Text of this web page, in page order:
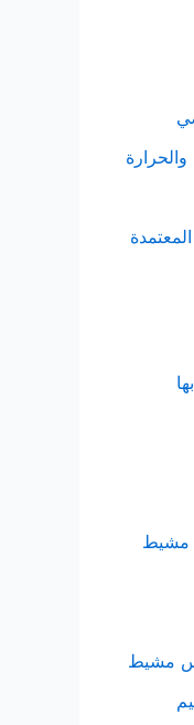
مشيط
مشيط